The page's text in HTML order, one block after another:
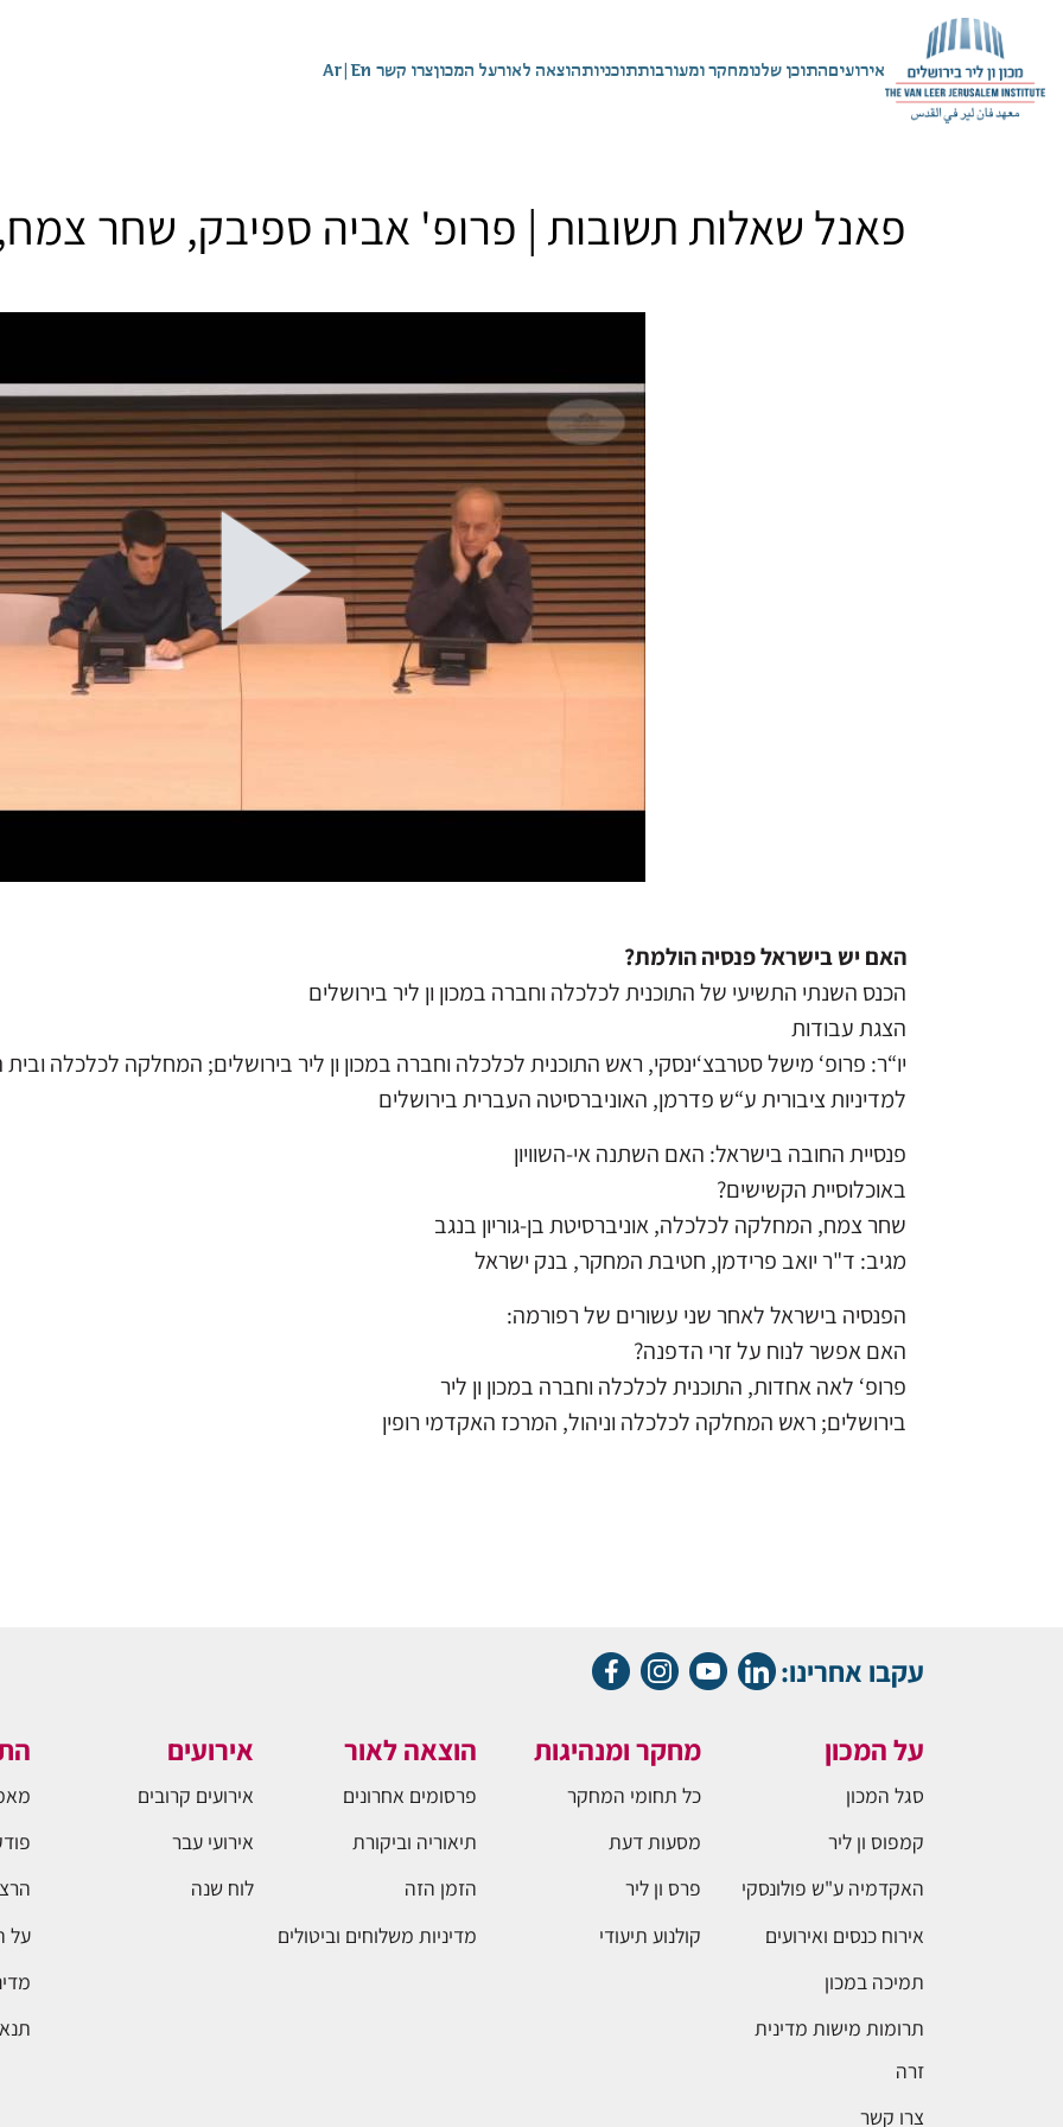
אירועיםהתוכן שלנומחקר ומעורבותתוכניותהוצאה לאורעל המכוןצרו קשר En
|
Ar
פאנל שאלות תשובות | פרופ' אביה ספיבק, שחר
האם יש בישראל פנסיה הולמת?
הכנס השנתי התשיעי של התוכנית לכלכלה וחברה במכון ון ליר בירושלים
הצגת עבודות
יו“ר: פרופ‘ מישל סטרבצ‘ינסקי, ראש התוכנית לכלכלה וחברה במכון ון ליר בירושלים; המחלקה לכלכלה
למדיניות ציבורית ע“ש פדרמן, האוניברסיטה העברית בירושלים
פנסיית החובה בישראל: האם השתנה אי-השוויון
באוכלוסיית הקשישים?
שחר צמח, המחלקה לכלכלה, אוניברסיטת בן-גוריון בנגב
מגיב: ד"ר יואב פרידמן, חטיבת המחקר, בנק ישראל
הפנסיה בישראל לאחר שני עשורים של רפורמה:
האם אפשר לנוח על זרי הדפנה?
פרופ‘ לאה אחדות, התוכנית לכלכלה וחברה במכון ון ליר
בירושלים; ראש המחלקה לכלכלה וניהול, המרכז האקדמי רופין
עקבו אחרינו:
על המכון
סגל המכון
קמפוס ון ליר
האקדמיה ע"ש פולונסקי
אירוח כנסים ואירועים
תמיכה במכון
תרומות מישות מדינית
זרה
צרו קשר
מחקר ומנהיגות
כל תחומי המחקר
מסעות דעת
פרס ון ליר
קולנוע תיעודי
הוצאה לאור
פרסומים אחרונים
תיאוריה וביקורת
הזמן הזה
מדיניות משלוחים וביטולים
אירועים
אירועים קרובים
אירועי עבר
לוח שנה
על